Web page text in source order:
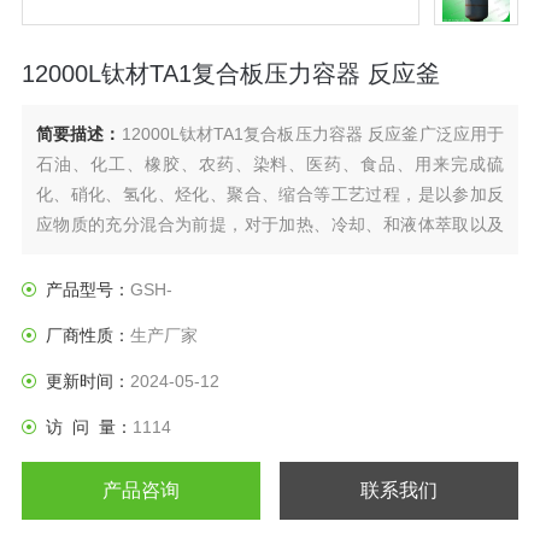
12000L钛材TA1复合板压力容器 反应釜
简要描述： 12000L钛材TA1复合板压力容器 反应釜广泛应用于
石油、化工、橡胶、农药、染料、医药、食品、用来完成硫
化、硝化、氢化、烃化、聚合、缩合等工艺过程，是以参加反
应物质的充分混合为前提，对于加热、冷却、和液体萃取以及
效果，是化工，制药等行业理想的所需设备。
产品型号： GSH-
厂商性质： 生产厂家
更新时间： 2024-05-12
访 问 量： 1114
产品咨询 联系我们